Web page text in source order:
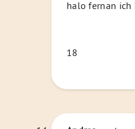
halo fernan
18